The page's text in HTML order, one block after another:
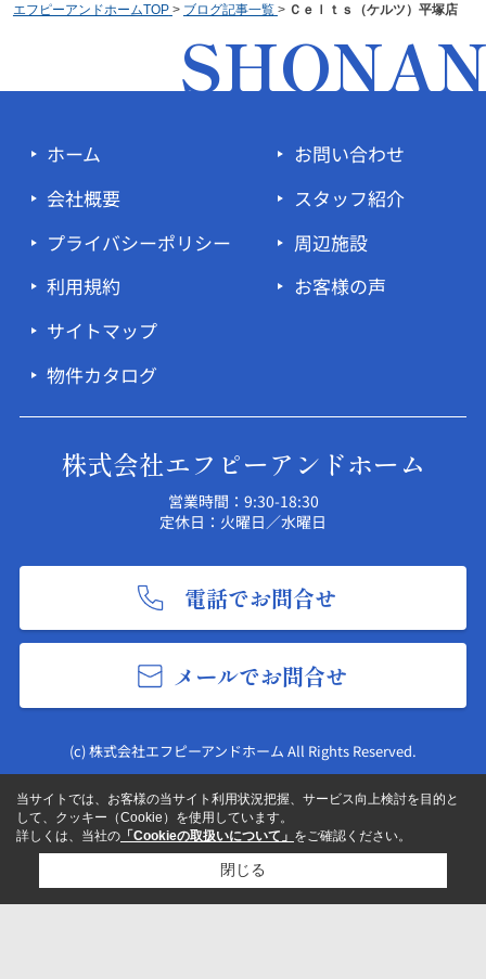
エフピーアンドホームTOP > ブログ記事一覧 > Ｃｅｌｔｓ（ケルツ）平塚店
ホーム
会社概要
プライバシーポリシー
利用規約
サイトマップ
物件カタログ
お問い合わせ
スタッフ紹介
周辺施設
お客様の声
株式会社エフピーアンドホーム
営業時間：9:30-18:30
定休日：火曜日／水曜日
電話でお問合せ
メールでお問合せ
(c) 株式会社エフピーアンドホーム All Rights Reserved.
当サイトでは、お客様の当サイト利用状況把握、サービス向上検討を目的と
して、クッキー（Cookie）を使用しています。
詳しくは、当社の 「Cookieの取扱いについて」 をご確認ください。
閉じる